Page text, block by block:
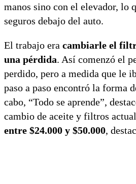
manos sino con el elevador, lo
seguros debajo del auto.
El trabajo era cambiarle el
una pérdida. Así comenzó el
perdido, pero a medida que le
paso a paso encontró la forma
cabo, “Todo se aprende”,
cambio de aceite y filtros
entre $24.000 y $50.000,